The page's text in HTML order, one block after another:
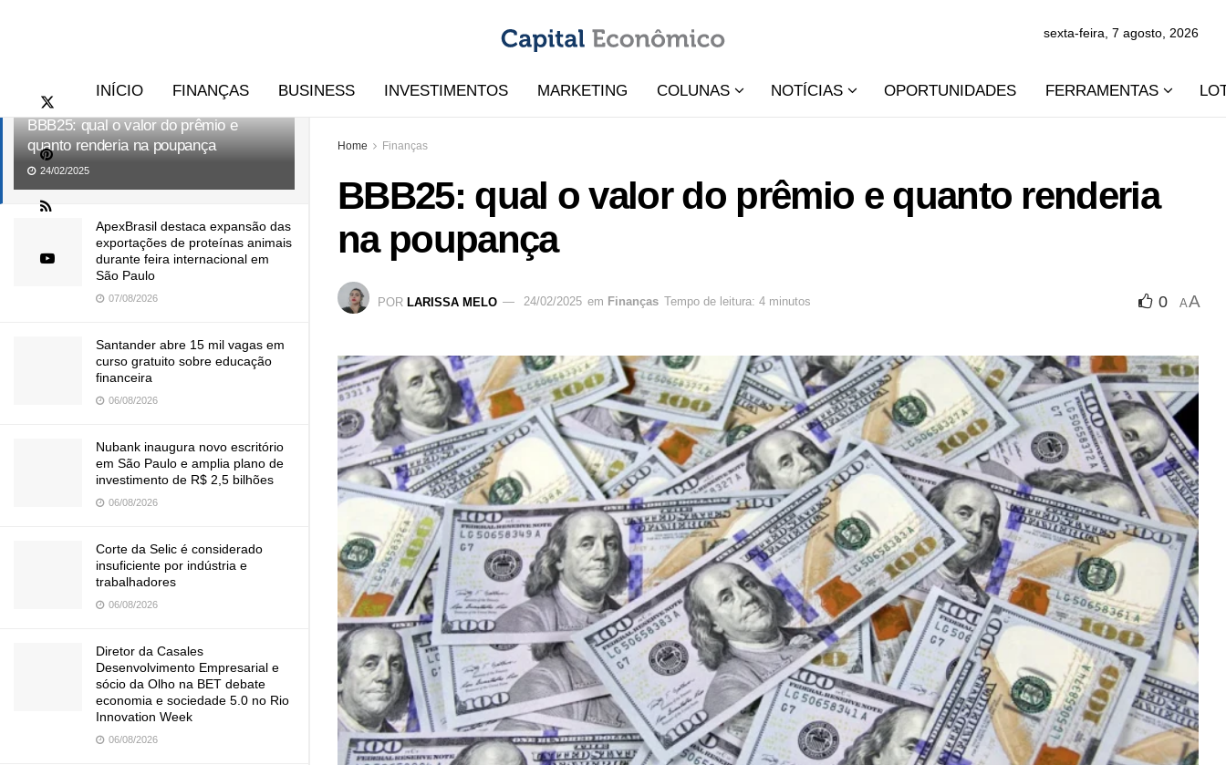
BBB25: qual o valor do prêmio e
quanto renderia na poupança
24/02/2025
ApexBrasil destaca expansão das
exportações de proteínas animais
durante feira internacional em
São Paulo
07/08/2026
Santander abre 15 mil vagas em
curso gratuito sobre educação
financeira
06/08/2026
Nubank inaugura novo escritório
em São Paulo e amplia plano de
investimento de R$ 2,5 bilhões
06/08/2026
Corte da Selic é considerado
insuficiente por indústria e
trabalhadores
06/08/2026
Diretor da Casales
Desenvolvimento Empresarial e
sócio da Olho na BET debate
economia e sociedade 5.0 no Rio
Innovation Week
06/08/2026
sexta-feira, 7 agosto, 2026
INÍCIO FINANÇAS BUSINESS INVESTIMENTOS MARKETING COLUNAS NOTÍCIAS OPORTUNIDADES FERRAMENTAS
Home Finanças
BBB25: qual o valor do prêmio e quanto renderia
na poupança
POR LARISSA MELO 24/02/2025 em Finanças Tempo de leitura: 4 minutos 0 AA